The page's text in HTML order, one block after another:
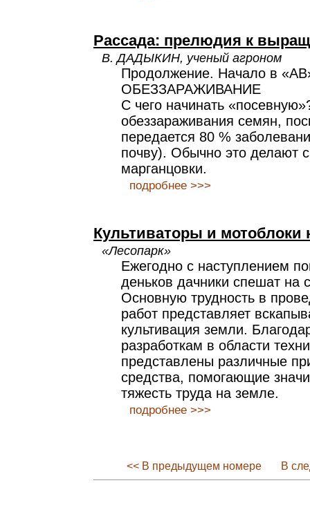
Рассада: прелюдия к
В. ДАДЫКИН, ученый агроном
Продолжение. Начало в
ОБЕЗЗАРАЖИВАНИЕ
С чего начинать
обеззараживания семян,
передается 80 %
почву). Обычно это делают
марганцовки.
подробнее >>>
Культиваторы и мотоблоки
«Лесопарк»
Ежегодно с наступлением
деньков дачники спешат на
Основную трудность в
работ представляет
культивация земли.
разработкам в области
представлены различные
средства, помогающие
тяжесть труда на земле.
подробнее >>>
<< В предыдущем номере В